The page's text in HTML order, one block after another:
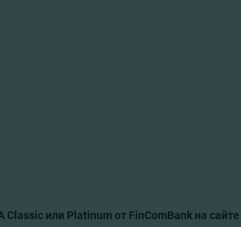
Classic или Platinum от FinComBank на сайте